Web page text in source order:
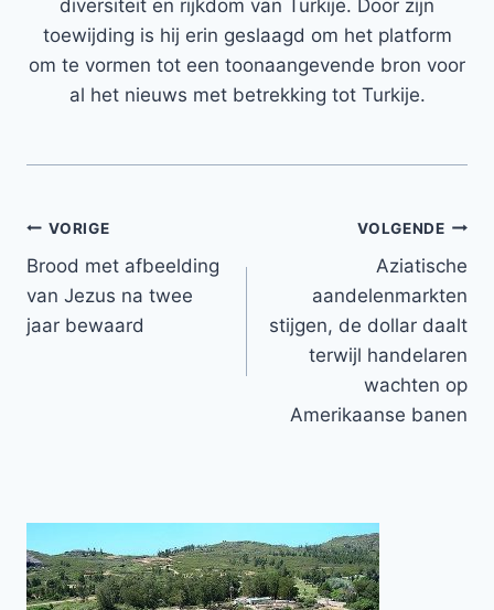
diversiteit en rijkdom van Turkije. Door zijn
toewijding is hij erin geslaagd om het platform
om te vormen tot een toonaangevende bron voor
al het nieuws met betrekking tot Turkije.
Bericht
navigatie
VORIGE
Brood met afbeelding
van Jezus na twee
jaar bewaard
VOLGENDE
Aziatische
aandelenmarkten
stijgen, de dollar daalt
terwijl handelaren
wachten op
Amerikaanse banen